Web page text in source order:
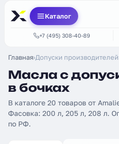
Каталог
+7 (495) 308-40-89
Главная›Допуски производителей
Масла с
в бочках
В каталоге 20 товаров от
Фасовка: 200 л, 205 л, 208 л.
по РФ.